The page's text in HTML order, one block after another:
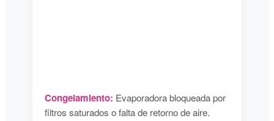
Congelamiento: Evaporadora bloqueada por
filtros saturados o falta de retorno de aire.